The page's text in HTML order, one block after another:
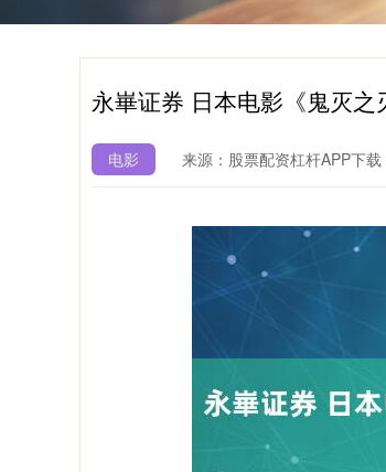
永崋证券 日本电影《鬼灭
电影 来源：股票配资杠杆APP下载